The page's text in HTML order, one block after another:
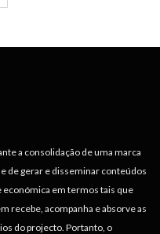
a consolidação de uma marca
de gerar e disseminar conteúdos
em termos tais que
recebe, acompanha e absorve as
do projecto. Portanto, o